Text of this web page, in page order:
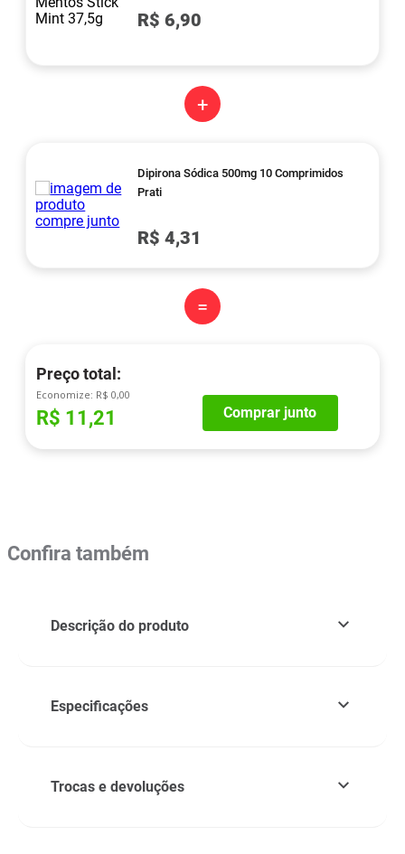
R$ 6,90
+
Dipirona Sódica 500mg 10 Comprimidos
Prati
R$ 4,31
=
Preço total:
Economize: R$ 0,00
R$ 11,21 Comprar junto
Confira também
Descrição do produto
Especificações
Trocas e devoluções